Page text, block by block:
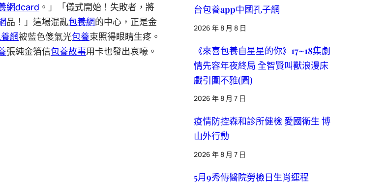
網dcard 。」「儀式開始！失敗者，將
品！」這場混亂包養網的中心，正是金
網被藍色傻氣光包養束照得眼睛生疼。
張純金箔信包養故事用卡也發出哀嚎。
台包養app中國孔子網
2026 年 8 月 8 日
《來喜包養自星星的你》17~18集劇
情先容年夜終局 全智賢叫獸浪漫床
戲引圍不雅(圖)
2026 年 8 月 7 日
疫情防控森和診所健檢 愛國衛生 博
山外行動
2026 年 8 月 7 日
5月9秀傳醫院勞檢日生肖運程